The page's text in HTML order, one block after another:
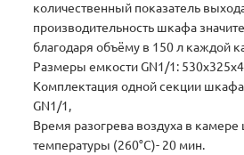
количественный показатель
производительность шкафа
благодаря объёму в 150 л каждой
Размеры емкости GN1/1:
Комплектация одной секции
GN1/1,
Время разогрева воздуха в
температуры (260°С)- 20 мин.